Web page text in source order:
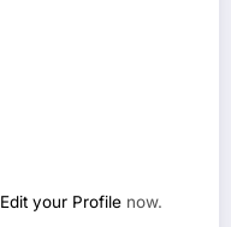
Edit your Profile now.